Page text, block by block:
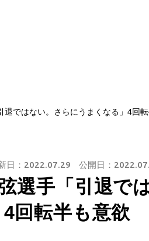
退ではない。さらにうまくなる」4回
選手「引退で
回転半も意欲
日： 2022.07.29 公開日：